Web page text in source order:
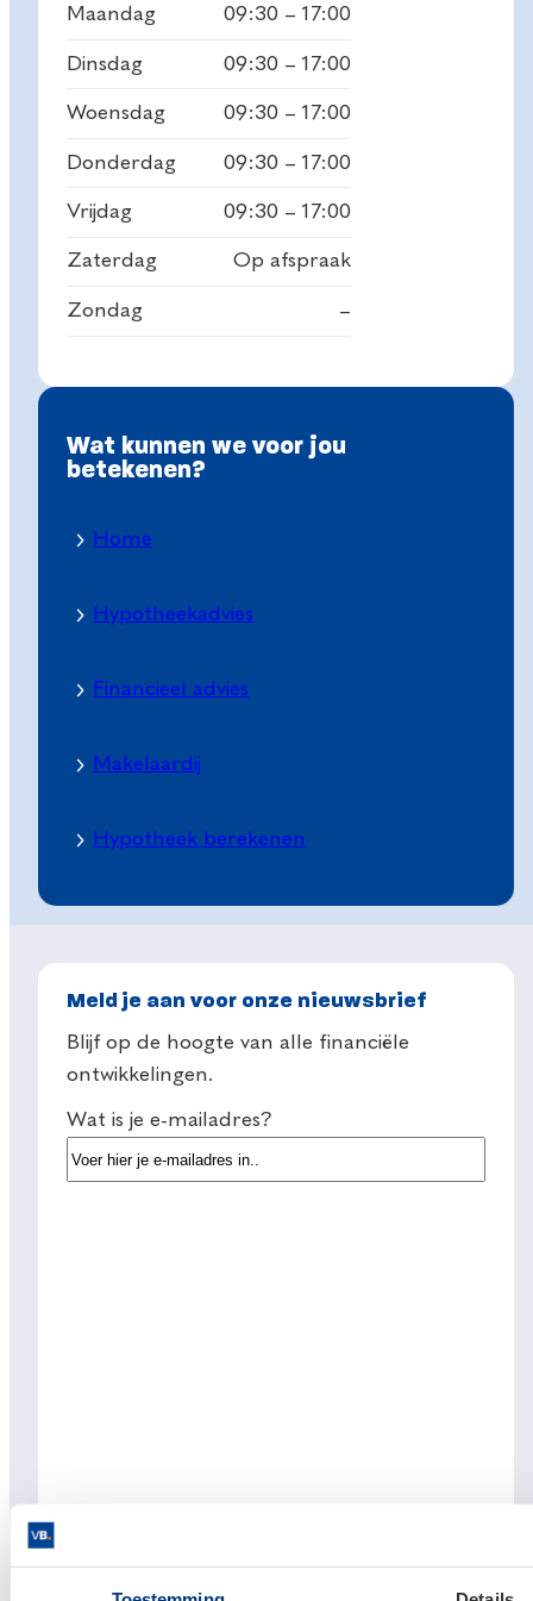
Maandag 09:30 – 17:00
Dinsdag 09:30 – 17:00
Woensdag 09:30 – 17:00
Donderdag 09:30 – 17:00
Vrijdag 09:30 – 17:00
Zaterdag Op afspraak
Zondag –
Wat kunnen we voor jou
betekenen?
Home
Hypotheekadvies
Financieel advies
Makelaardij
Hypotheek berekenen
Meld je aan voor onze nieuwsbrief
Blijf op de hoogte van alle financiële
ontwikkelingen.
Wat is je e-mailadres?